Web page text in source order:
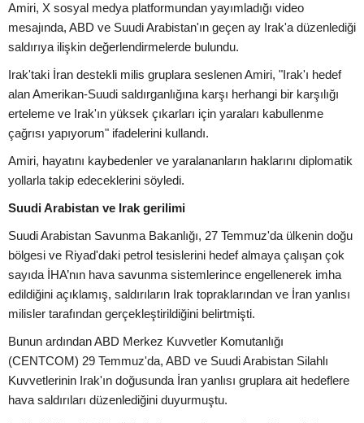
Amiri, X sosyal medya platformundan yayımladığı video
mesajında, ABD ve Suudi Arabistan'ın geçen ay Irak'a düzenlediği
saldırıya ilişkin değerlendirmelerde bulundu.
Irak'taki İran destekli milis gruplara seslenen Amiri, "Irak'ı hedef
alan Amerikan-Suudi saldırganlığına karşı herhangi bir karşılığı
erteleme ve Irak'ın yüksek çıkarları için yaraları kabullenme
çağrısı yapıyorum" ifadelerini kullandı.
Amiri, hayatını kaybedenler ve yaralananların haklarını diplomatik
yollarla takip edeceklerini söyledi.
Suudi Arabistan ve Irak gerilimi
Suudi Arabistan Savunma Bakanlığı, 27 Temmuz'da ülkenin doğu
bölgesi ve Riyad'daki petrol tesislerini hedef almaya çalışan çok
sayıda İHA’nın hava savunma sistemlerince engellenerek imha
edildiğini açıklamış, saldırıların Irak topraklarından ve İran yanlısı
milisler tarafından gerçekleştirildiğini belirtmişti.
Bunun ardından ABD Merkez Kuvvetler Komutanlığı
(CENTCOM) 29 Temmuz'da, ABD ve Suudi Arabistan Silahlı
Kuvvetlerinin Irak'ın doğusunda İran yanlısı gruplara ait hedeflere
hava saldırıları düzenlediğini duyurmuştu.